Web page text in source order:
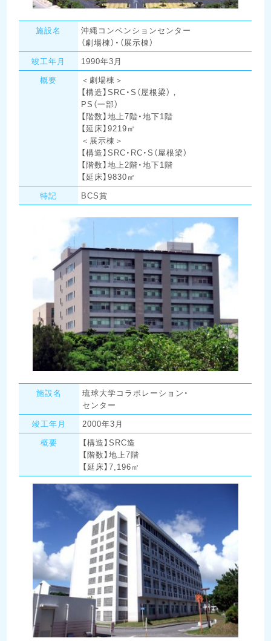
施設名
沖縄コンベンションセンター
（劇場棟）・（展示棟）
竣工年月
1990年3月
概要
＜劇場棟＞
【構造】SRC・S（屋根梁），
PS（一部）
【階数】地上7階・地下1階
【延床】9219㎡
＜展示棟＞
【構造】SRC・RC・S（屋根梁）
【階数】地上2階・地下1階
【延床】9830㎡
特記
BCS賞
施設名
琉球大学コラボレーション・
センター
竣工年月
2000年3月
概要
【構造】SRC造
【階数】地上7階
【延床】7,196㎡